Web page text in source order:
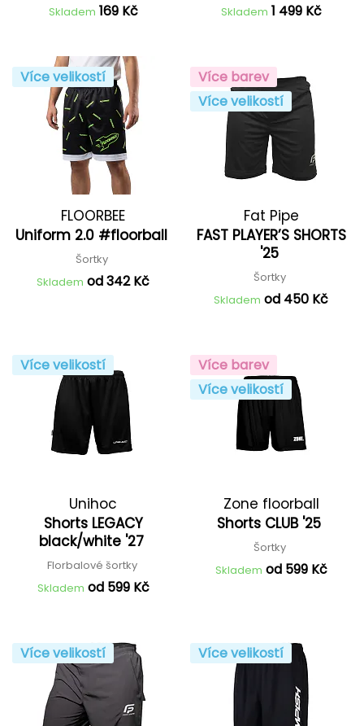
Skladem 169 Kč
Skladem 1 499 Kč
Více velikostí
FLOORBEE
Uniform 2.0 #floorball
Šortky
Skladem od 342 Kč
Více barev
Více velikostí
Fat Pipe
FAST PLAYER’S SHORTS
'25
Šortky
Skladem od 450 Kč
Více velikostí
Unihoc
Shorts LEGACY
black/white '27
Florbalové šortky
Skladem od 599 Kč
Více barev
Více velikostí
Zone floorball
Shorts CLUB '25
Šortky
Skladem od 599 Kč
Více velikostí Více velikostí